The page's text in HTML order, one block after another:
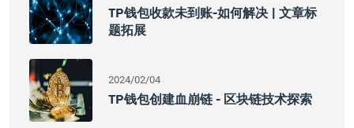
TP钱包收款未到账-如何解决 | 文章标
题拓展
2024/02/04
TP钱包创建血崩链 - 区块链技术探索